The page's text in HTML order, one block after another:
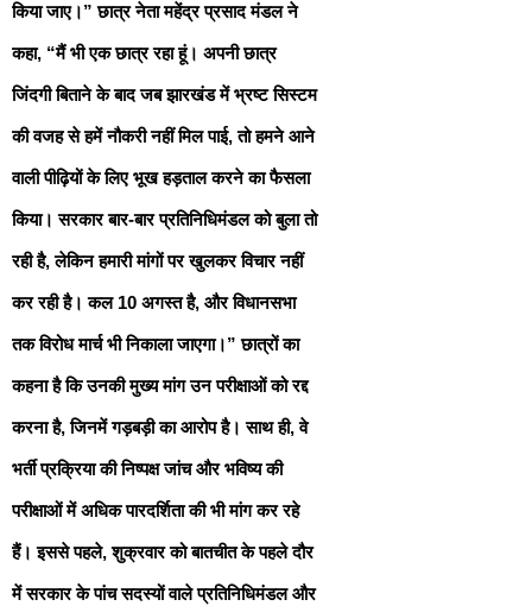
किया जाए।” छात्र नेता महेंद्र प्रसाद मंडल ने
कहा, “मैं भी एक छात्र रहा हूं। अपनी छात्र
जिंदगी बिताने के बाद जब झारखंड में भ्रष्ट सिस्टम
की वजह से हमें नौकरी नहीं मिल पाई, तो हमने आने
वाली पीढ़ियों के लिए भूख हड़ताल करने का फैसला
किया। सरकार बार-बार प्रतिनिधिमंडल को बुला तो
रही है, लेकिन हमारी मांगों पर खुलकर विचार नहीं
कर रही है। कल 10 अगस्त है, और विधानसभा
तक विरोध मार्च भी निकाला जाएगा।” छात्रों का
कहना है कि उनकी मुख्य मांग उन परीक्षाओं को रद्द
करना है, जिनमें गड़बड़ी का आरोप है। साथ ही, वे
भर्ती प्रक्रिया की निष्पक्ष जांच और भविष्य की
परीक्षाओं में अधिक पारदर्शिता की भी मांग कर रहे
हैं। इससे पहले, शुक्रवार को बातचीत के पहले दौर
में सरकार के पांच सदस्यों वाले प्रतिनिधिमंडल और